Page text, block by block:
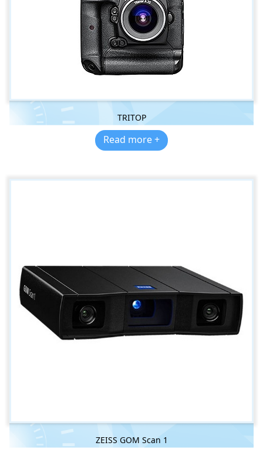
TRITOP
Read more +
ZEISS GOM Scan 1